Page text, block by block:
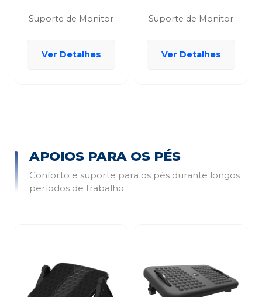
Suporte de Monitor
Ver Detalhes
Suporte de Monitor
Ver Detalhes
APOIOS PARA OS PÉS
Conforto e suporte para os pés durante longos
períodos de trabalho.